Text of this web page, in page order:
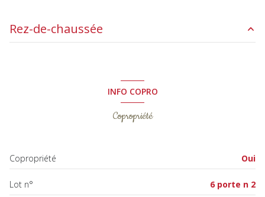
Rez-de-chaussée
WC
balcon
2.80 m²
INFO COPRO
Copropriété
Copropriété Oui
Lot n° 6 porte n 2